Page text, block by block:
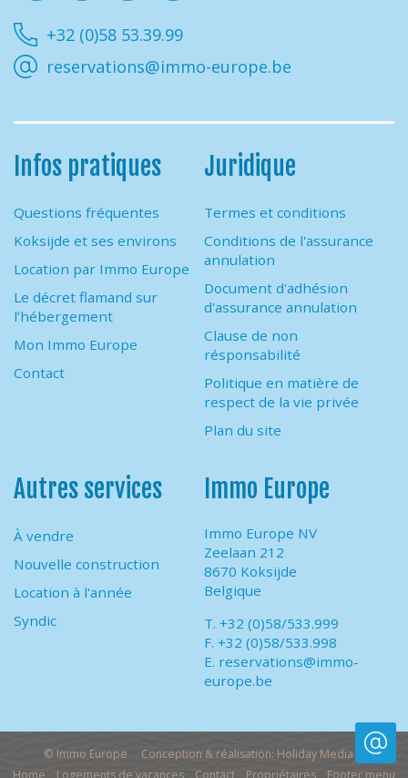
+32 (0)58 53.39.99
reservations@immo-europe.be
Infos pratiques
Questions fréquentes
Koksijde et ses environs
Location par Immo Europe
Le décret flamand sur
l’hébergement
Mon Immo Europe
Contact
Juridique
Termes et conditions
Conditions de l'assurance
annulation
Document d'adhésion
d'assurance annulation
Clause de non
résponsabilité
Politique en matière de
respect de la vie privée
Plan du site
Autres services
À vendre
Nouvelle construction
Location à l'année
Syndic
Immo Europe
Immo Europe NV
Zeelaan 212
8670 Koksijde
Belgique
T. +32 (0)58/533.999
F. +32 (0)58/533.998
E. reservations@immo-
europe.be
© Immo Europe
Conception & réalisation: Holiday Media
Home
Logements de vacances Contact Propriétaires Footer menu